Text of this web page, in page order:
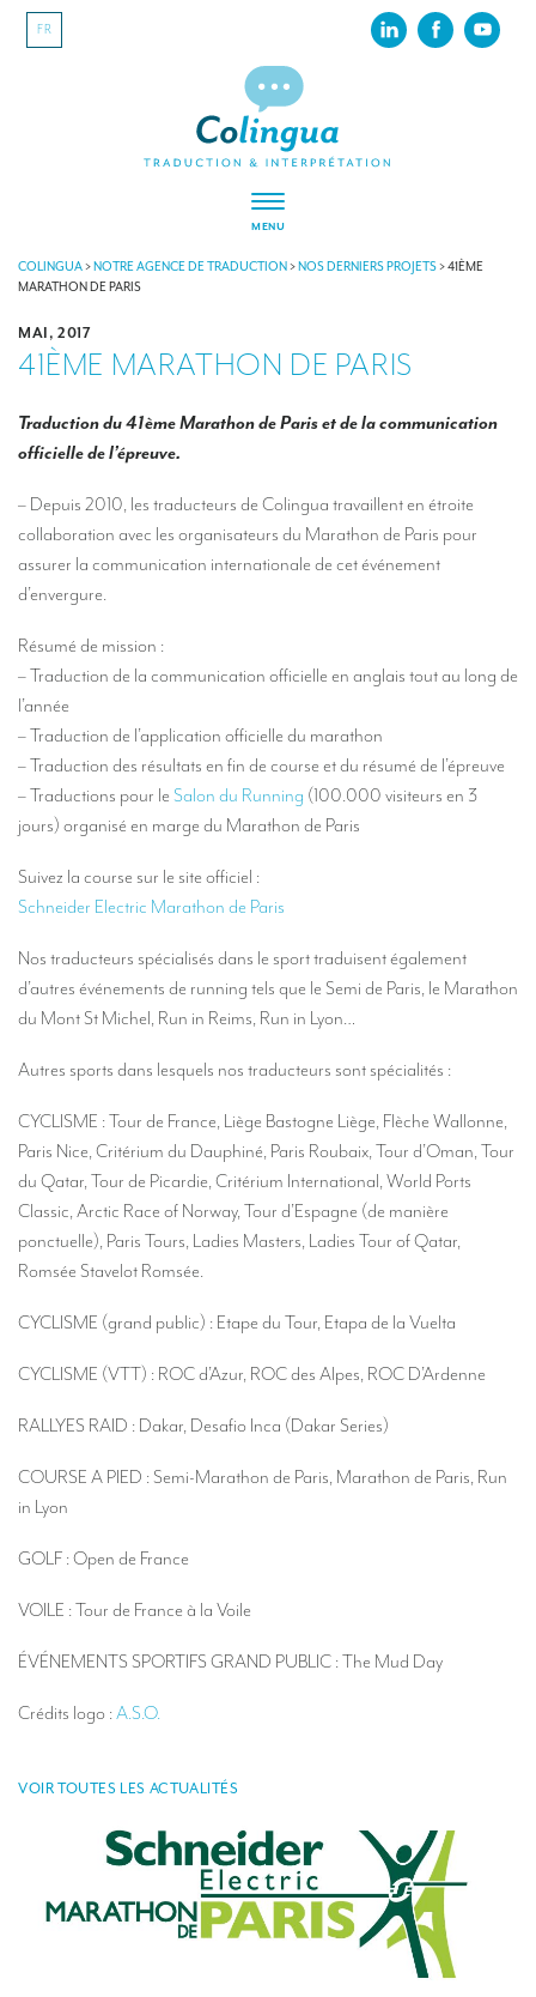
FR
MENU
À PROPOS
RSE
Nos références
INTERPRÉTATION
Nos services d’interprétation
Interprétation simultanée à distance (en ligne)
Conseils pour organiser votre visioconférence multilingue
Des interprètes au niveau européen
Interprétation simultanée en cabine
Interprétation simultanée mobile
Interprétation simultanée pour petits groupes
Des interprètes à Bruxelles
Des interprètes de conférences à Liège
Combien coûte un interprète ?
Des traducteurs pour le sport
Des traducteurs pour les Musées
Des traducteurs pour vos festivals et événements
Des traducteurs pour la presse, le lifestyle et la communication
Des traducteurs pour la gastronomie et l’oenologie
Matériel d’interprétation : présentation générale
Cabines d’interprétation de conférences
COLINGUA>NOTRE AGENCE DE TRADUCTION>NOS DERNIERS PROJETS>41ÈME
MARATHON DE PARIS
MAI, 2017
41ÈME MARATHON DE PARIS
Traduction du 41ème Marathon de Paris et de la communication
officielle de l’épreuve.
– Depuis 2010, les traducteurs de Colingua travaillent en étroite
collaboration avec les organisateurs du Marathon de Paris pour
assurer la communication internationale de cet événement
d’envergure.
Résumé de mission :
– Traduction de la communication officielle en anglais tout au long de
l’année
– Traduction de l’application officielle du marathon
– Traduction des résultats en fin de course et du résumé de l’épreuve
– Traductions pour le Salon du Running (100.000 visiteurs en 3
jours) organisé en marge du Marathon de Paris
Suivez la course sur le site officiel :
Schneider Electric Marathon de Paris
Nos traducteurs spécialisés dans le sport traduisent également
d’autres événements de running tels que le Semi de Paris, le Marathon
du Mont St Michel, Run in Reims, Run in Lyon…
Autres sports dans lesquels nos traducteurs sont spécialités :
CYCLISME : Tour de France, Liège Bastogne Liège, Flèche Wallonne,
Paris Nice, Critérium du Dauphiné, Paris Roubaix, Tour d’Oman, Tour
du Qatar, Tour de Picardie, Critérium International, World Ports
Classic, Arctic Race of Norway, Tour d’Espagne (de manière
ponctuelle), Paris Tours, Ladies Masters, Ladies Tour of Qatar,
Romsée Stavelot Romsée.
CYCLISME (grand public) : Etape du Tour, Etapa de la Vuelta
CYCLISME (VTT) : ROC d’Azur, ROC des Alpes, ROC D’Ardenne
RALLYES RAID : Dakar, Desafio Inca (Dakar Series)
COURSE A PIED : Semi-Marathon de Paris, Marathon de Paris, Run
in Lyon
GOLF : Open de France
VOILE : Tour de France à la Voile
ÉVÉNEMENTS SPORTIFS GRAND PUBLIC : The Mud Day
Crédits logo :A.S.O.
VOIR TOUTES LES ACTUALITÉS